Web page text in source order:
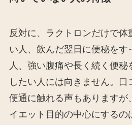
反対に、ラクトロンだけで体
い人、飲んだ翌日に便秘をす
人、強い腹痛や長く続く便
したい人には向きません。
便通に触れる声もありますが
イエット目的の中心にするの